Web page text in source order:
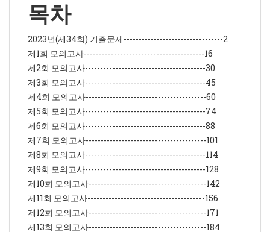
목차
2023년(제34회) 기출문제---------------------------------2
제1회 모의고사----------------------------------------16
제2회 모의고사----------------------------------------30
제3회 모의고사----------------------------------------45
제4회 모의고사----------------------------------------60
제5회 모의고사----------------------------------------74
제6회 모의고사----------------------------------------88
제7회 모의고사----------------------------------------101
제8회 모의고사----------------------------------------114
제9회 모의고사----------------------------------------128
제10회 모의고사---------------------------------------142
제11회 모의고사---------------------------------------156
제12회 모의고사---------------------------------------171
제13회 모의고사---------------------------------------184